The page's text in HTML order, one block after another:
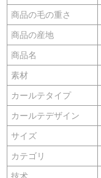
商品の毛の重さ
商品の産地
商品名
素材
カールテタイプ
カールテデザイン
サイズ
カテゴリ
技术